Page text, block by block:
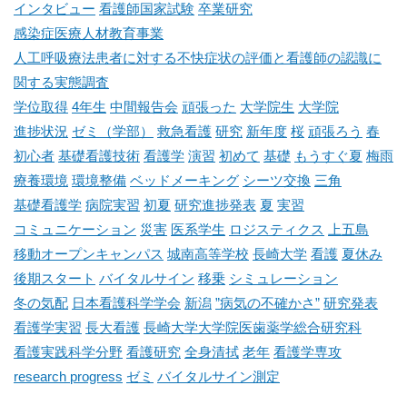
インタビュー 看護師国家試験 卒業研究
感染症医療人材教育事業
人工呼吸療法患者に対する不快症状の評価と看護師の認識に
関する実態調査
学位取得 4年生 中間報告会 頑張った 大学院生 大学院
進捗状況 ゼミ（学部） 救急看護 研究 新年度 桜 頑張ろう 春
初心者 基礎看護技術 看護学 演習 初めて 基礎 もうすぐ夏 梅雨
療養環境 環境整備 ベッドメーキング シーツ交換 三角
基礎看護学 病院実習 初夏 研究進捗発表 夏 実習
コミュニケーション 災害 医系学生 ロジスティクス
上五島
移動オープンキャンパス 城南高等学校 長崎大学 看護 夏休み
後期スタート バイタルサイン 移乗 シミュレーション
冬の気配 日本看護科学学会 新潟 ”病気の不確かさ” 研究発表
看護学実習 長大看護 長崎大学大学院医歯薬学総合研究科
看護実践科学分野 看護研究 全身清拭 老年 看護学専攻
research progress ゼミ バイタルサイン測定